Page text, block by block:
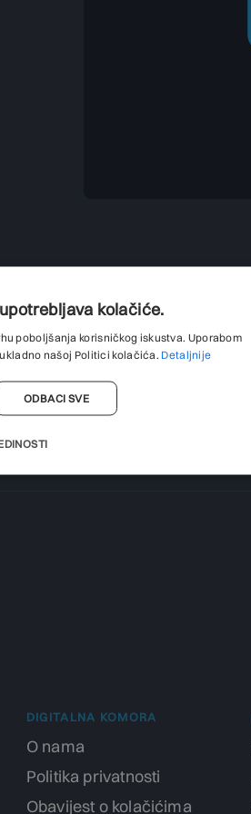
Nema sadržaja
DIGITALNA KOMORA
O nama
Politika privatnosti
Obavijest o kolačićima
kolačiće.
poboljšanja korisničkog iskustva. Uporabom
našoj Politici kolačića. Detaljnije
ODBACI SVE